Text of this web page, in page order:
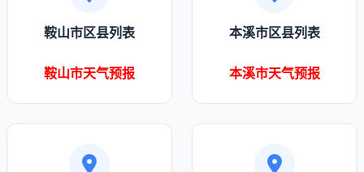
鞍山市区县列表
鞍山市天气预报
本溪市区县列表
本溪市天气预报